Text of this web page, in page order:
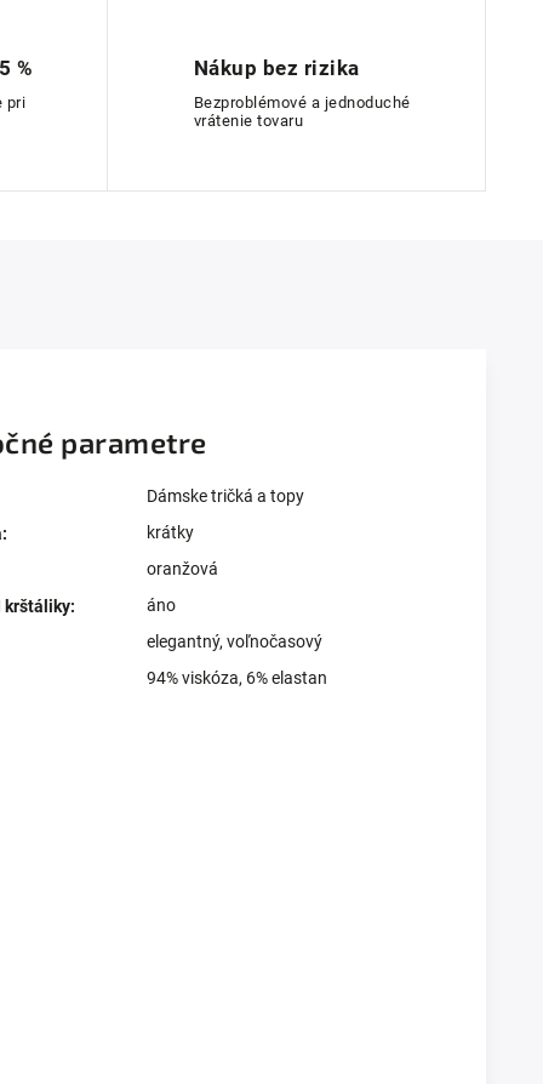
%
pri
Nákup bez rizika
Bezproblémové a jednoduché
vrátenie tovaru
parametre
Dámske tričká a topy
:
krátky
oranžová
krštáliky:
áno
elegantný, voľnočasový
94% viskóza, 6% elastan